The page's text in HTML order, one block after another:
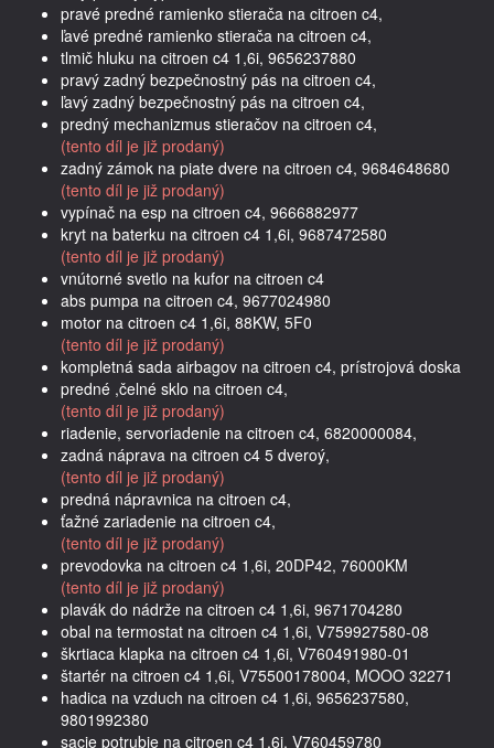
pravé predné ramienko stierača na citroen c4,
ľavé predné ramienko stierača na citroen c4,
tlmič hluku na citroen c4 1,6i, 9656237880
pravý zadný bezpečnostný pás na citroen c4,
ľavý zadný bezpečnostný pás na citroen c4,
predný mechanizmus stieračov na citroen c4,
(tento díl je již prodaný)
zadný zámok na piate dvere na citroen c4, 9684648680
(tento díl je již prodaný)
vypínač na esp na citroen c4, 9666882977
kryt na baterku na citroen c4 1,6i, 9687472580
(tento díl je již prodaný)
vnútorné svetlo na kufor na citroen c4
abs pumpa na citroen c4, 9677024980
motor na citroen c4 1,6i, 88KW, 5F0
(tento díl je již prodaný)
kompletná sada airbagov na citroen c4, prístrojová doska
predné ,čelné sklo na citroen c4,
(tento díl je již prodaný)
riadenie, servoriadenie na citroen c4, 6820000084,
zadná náprava na citroen c4 5 dveroý,
(tento díl je již prodaný)
predná nápravnica na citroen c4,
ťažné zariadenie na citroen c4,
(tento díl je již prodaný)
prevodovka na citroen c4 1,6i, 20DP42, 76000KM
(tento díl je již prodaný)
plavák do nádrže na citroen c4 1,6i, 9671704280
obal na termostat na citroen c4 1,6i, V759927580-08
škrtiaca klapka na citroen c4 1,6i, V760491980-01
štartér na citroen c4 1,6i, V75500178004, MOOO 32271
hadica na vzduch na citroen c4 1,6i, 9656237580,
9801992380
sacie potrubie na citroen c4 1,6i, V760459780